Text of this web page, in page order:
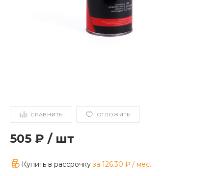
СРАВНИТЬ ОТЛОЖИТЬ
505 ₽ / шт
Купить в рассрочку за 126.30 ₽ / мес.